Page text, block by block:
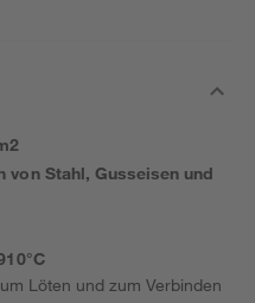
von Stahl, Gusseisen und
Löten und zum Verbinden